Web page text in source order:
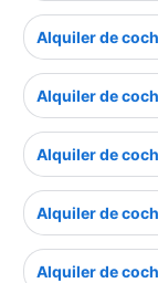
Alquiler de
Alquiler de
Alquiler de
Alquiler de
Alquiler de